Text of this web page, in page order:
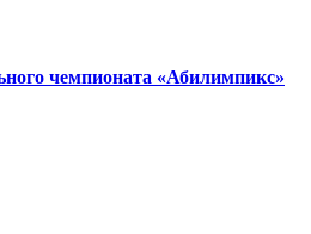
чемпионата «Абилимпикс»